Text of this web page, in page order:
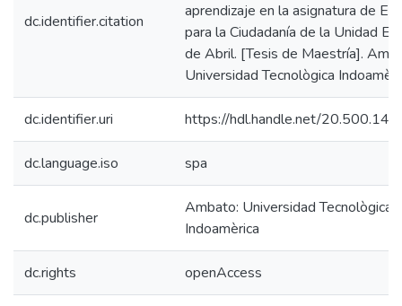
dc.identifier.citation
aprendizaje en la asignatura de
para la Ciudadanía de la Unidad
de Abril. [Tesis de Maestría].
Universidad Tecnològica
dc.identifier.uri https://hdl.handle.net/
dc.language.iso spa
dc.publisher
Ambato: Universidad Tecnològica
Indoamèrica
dc.rights openAccess